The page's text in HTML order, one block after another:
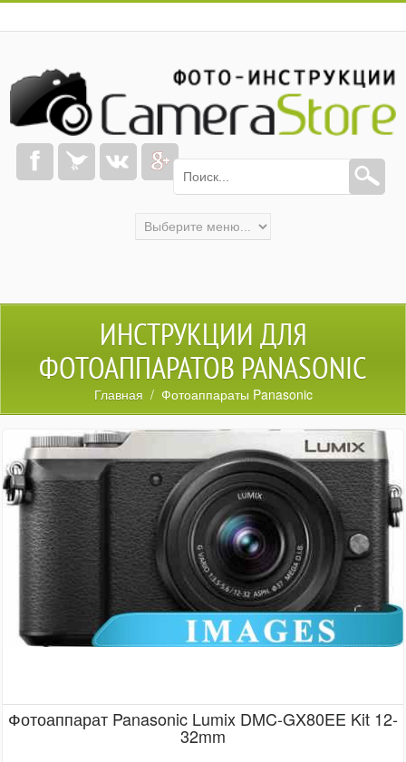
ИНСТРУКЦИИ ДЛЯ
ФОТОАППАРАТОВ PANASONIC
Главная / Фотоаппараты Panasonic
Фотоаппарат Panasonic Lumix DMC-GX80EE Kit 12-
32mm